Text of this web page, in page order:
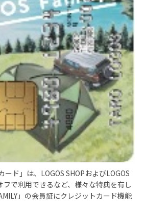
ード」は、LOGOS SHOPおよびLOGOS
で利用できるなど、様々な特典を有し
」の会員証にクレジットカード機能